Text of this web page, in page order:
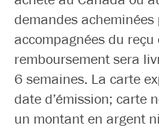
demandes
accompagnées du reçu
remboursement sera
6 semaines. La carte
date d’émission; carte
un montant en argent